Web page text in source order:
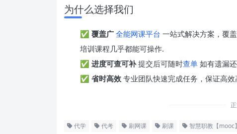
为什么选择我们
✅ 覆盖广 全能网课平台 一站式解决方案，覆
培训课程几乎都能可操作.
✅ 进度可查可补提交后可随时查单 如有遗漏
✅ 省时高效 专业团队快速完成任务，保证高
代学 代考 刷网课 刷课 智慧职教【mooc